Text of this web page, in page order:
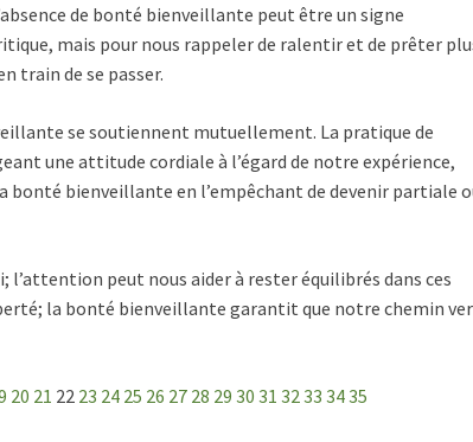
de bonté bienveillante peut être un signe
mais pour nous rappeler de ralentir et de prêter
train de se passer.
se soutiennent mutuellement. La pratique de
une attitude cordiale à l’égard de notre expérience,
bienveillante en l’empêchant de devenir partiale
peut nous aider à rester équilibrés dans ces
la bonté bienveillante garantit que notre chemin
20 21 22 23 24 25 26 27 28 29 30 31 32 33 3435